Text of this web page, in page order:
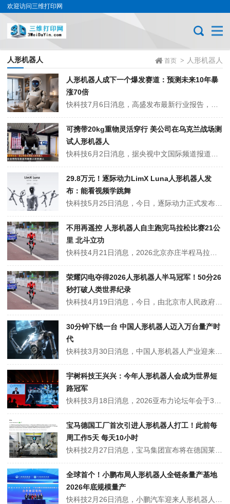
欢迎访问三维打印网
首页 > 人形机器人
人形机器人
人形机器人成下一个爆发赛道：预测未来10年暴
涨70倍
可携带20kg重物灵活穿行 美公司在乌克兰战场测
试人形机器人
29.8万元！逐际动力LimX Luna人形机器人发
布：能看视频学跳舞
不用再遥控 人形机器人自主跑完马拉松比赛21公
里 北斗立功
荣耀闪电夺得2026人形机器人半马冠军！50分26
秒打破人类世界纪录
30分钟下线一台 中国人形机器人迈入万台量产时
代
宇树科技王兴兴：今年人形机器人会成为世界短
路冠军
宝马德国工厂首次引进人形机器人打工！此前每
周工作5天 每天10小时
全球首个！小鹏布局人形机器人全链条量产基地
2026年底规模量产